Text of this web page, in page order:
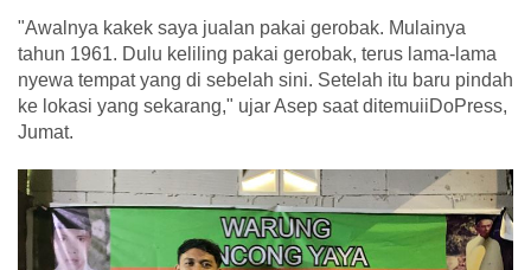
"Awalnya kakek saya jualan pakai gerobak. Mulainya
tahun 1961. Dulu keliling pakai gerobak, terus lama-lama
nyewa tempat yang di sebelah sini. Setelah itu baru pindah
ke lokasi yang sekarang," ujar Asep saat ditemuiiDoPress,
Jumat.